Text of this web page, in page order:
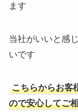
ます
当社がいいと感
いです
こちらからお客
ので安心してご